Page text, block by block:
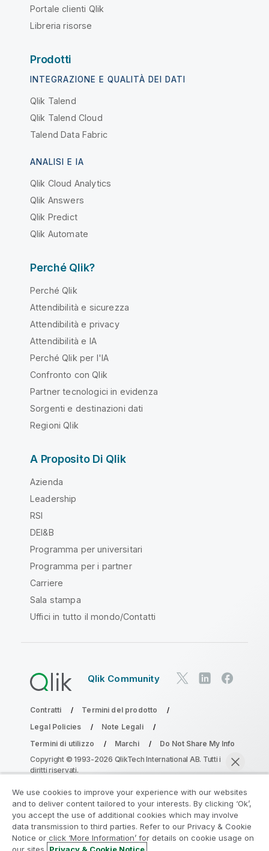
Portale clienti Qlik
Libreria risorse
Prodotti
INTEGRAZIONE E QUALITÀ DEI DATI
Qlik Talend
Qlik Talend Cloud
Talend Data Fabric
ANALISI E IA
Qlik Cloud Analytics
Qlik Answers
Qlik Predict
Qlik Automate
Perché Qlik?
Perché Qlik
Attendibilità e sicurezza
Attendibilità e privacy
Attendibilità e IA
Perché Qlik per l'IA
Confronto con Qlik
Partner tecnologici in evidenza
Sorgenti e destinazioni dati
Regioni Qlik
A Proposito Di Qlik
Azienda
Leadership
RSI
DEI&B
Programma per universitari
Programma per i partner
Carriere
Sala stampa
Uffici in tutto il mondo/Contatti
Qlik Community
Contratti
Termini del prodotto
Legal Policies
Note Legali
Termini di utilizzo
Marchi
Do Not Share My Info
Copyright © 1993-2026 QlikTech International AB. Tutti i
diritti riservati.
Partecipa al programma Analytics
Modernization
We use cookies to improve your experience with our websites
and to deliver content tailored to your interests. By clicking ‘Ok’,
you accept the use of additional cookies which may involve
data transmission to third parties. Refer to our Privacy & Cookie
Notice or click ‘More Information’ for details on cookie usage on